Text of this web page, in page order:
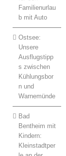
Familienurlau
b mit Auto
Ostsee:
Unsere
Ausflugstipp
s zwischen
Kühlungsbor
n und
Warnemünde
Bad
Bentheim mit
Kindern:
Kleinstadtper